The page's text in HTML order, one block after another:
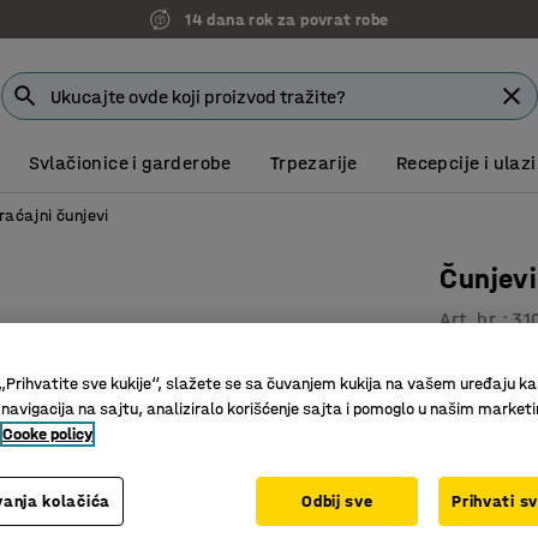
14 dana rok za povrat robe
Svlačionice i garderobe Trpezarije Recepcije i ulazi
čunjevi
Art. br.:
Može
750
sve kukije“, slažete se sa čuvanjem kukija na vašem uređaju
na sajtu, analiziralo korišćenje sajta i pomoglo u našim
Cooke policy
kolačića Odbij sve Prihvati